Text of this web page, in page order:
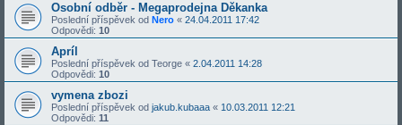
Osobní odběr - Megaprodejna Děkanka
Poslední příspěvek od Nero « 24.04.2011 17:42
Odpovědi: 10
Apríl
Poslední příspěvek od Teorge « 2.04.2011 14:28
Odpovědi: 10
vymena zbozi
Poslední příspěvek od jakub.kubaaa « 10.03.2011 12:21
Odpovědi: 11